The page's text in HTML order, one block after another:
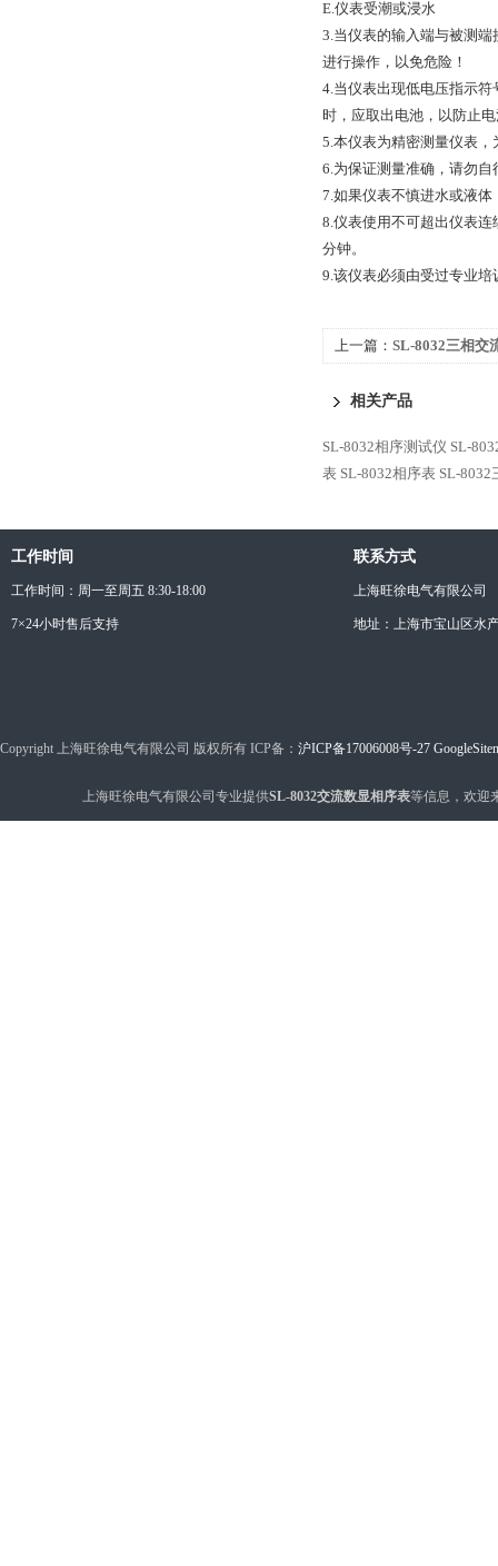
E.仪表受潮或浸水
3.当仪表的输入端与被测
进行操作，以免危险！
4.当仪表出现低电压指示
时，应取出电池，以防止
5.本仪表为精密测量仪表
6.为保证测量准确，请勿
7.如果仪表不慎进水或液
8.仪表使用不可超出仪表
分钟。
9.该仪表必须由受过专业
上一篇： SL-8032三相交
相关产品
SL-8032相序测试仪 SL-
表 SL-8032相序表 SL-8032
工作时间
工作时间：周一至周五 8:30-18:00
7×24小时售后支持
联系方式
上海旺徐电气有限公司
地址：上海市宝山区水
Copyright 上海旺徐电气有限公司 版权所有 ICP备： 沪ICP备17006008号-27
上海旺徐电气有限公司专业提供SL-8032交流数显相序表等信息，欢迎